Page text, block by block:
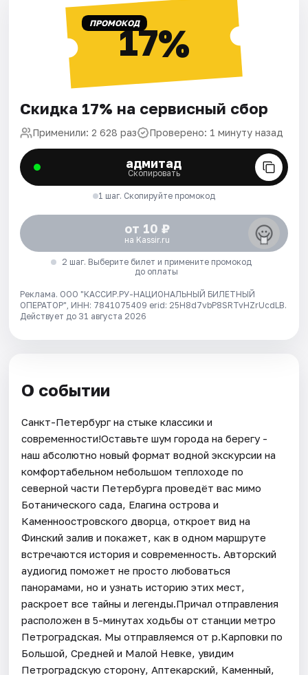
ПРОМОКОД17%
Скидка 17% на сервисный сбор
Применили: 2 628 раз Проверено: 1 минуту назад
адмитад
Скопировать
1 шаг. Скопируйте промокод
от 10 ₽
на Kassir.ru
2 шаг. Выберите билет и примените промокод
до оплаты
Реклама. ООО "КАССИР.РУ-НАЦИОНАЛЬНЫЙ БИЛЕТНЫЙ
ОПЕРАТОР", ИНН: 7841075409 erid: 25H8d7vbP8SRTvHZrUcdLB.
Действует до 31 августа 2026
О событии
Санкт-Петербург на стыке классики и
современности!Оставьте шум города на берегу -
наш абсолютно новый формат водной экскурсии на
комфортабельном небольшом теплоходе по
северной части Петербурга проведёт вас мимо
Ботанического сада, Елагина острова и
Каменноостровского дворца, откроет вид на
Финский залив и покажет, как в одном маршруте
встречаются история и современность. Авторский
аудиогид поможет не просто любоваться
панорамами, но и узнать историю этих мест,
раскроет все тайны и легенды.Причал отправления
расположен в 5-минутах ходьбы от станции метро
Петроградская. Мы отправляемся от р.Карповки по
Большой, Средней и Малой Невке, увидим
Петроградскую сторону, Аптекарский, Каменный,